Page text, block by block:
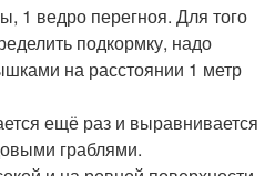
1 ведро перегноя. Для того
подкормку, надо
на расстоянии 1 метр
ещё раз и выравнивается
граблями.